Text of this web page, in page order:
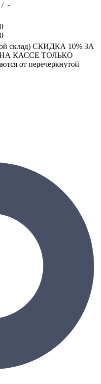
-
склад) СКИДКА 10% ЗА
КАССЕ ТОЛЬКО
от перечеркнутой